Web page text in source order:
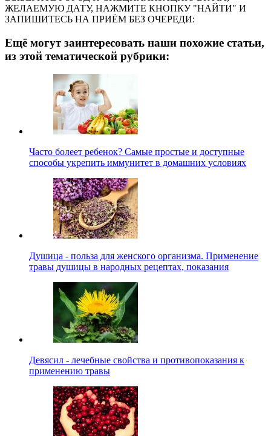
ЖЕЛАЕМУЮ ДАТУ, НАЖМИТЕ КНОПКУ "НАЙТИ" И
ЗАПИШИТЕСЬ НА ПРИЁМ БЕЗ ОЧЕРЕДИ:
Ещё могут заинтересовать наши похожие статьи,
из этой тематической рубрики:
Часто болеет ребенок? Самые простые и доступные
способы укрепить иммунитет в домашних условиях
Душица - польза для женского организма. Применение
травы душицы в народных рецептах, показания
Девясил - лечебные свойства и противопоказания к
применению травы